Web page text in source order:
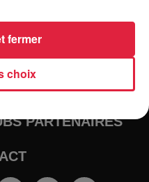
PODCASTS
PARTENAIRES
choix
fermer